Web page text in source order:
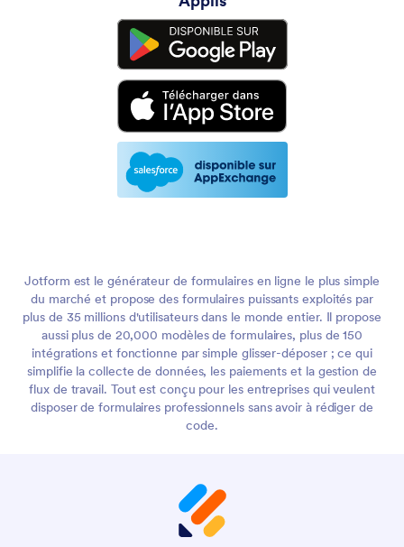
Jotform est le générateur de formulaires en ligne le plus simple
du marché et propose des formulaires puissants exploités par
plus de 35 millions d'utilisateurs dans le monde entier. Il propose
aussi plus de 20,000 modèles de formulaires, plus de 150
intégrations et fonctionne par simple glisser-déposer ; ce qui
simplifie la collecte de données, les paiements et la gestion de
flux de travail. Tout est conçu pour les entreprises qui veulent
disposer de formulaires professionnels sans avoir à rédiger de
code.